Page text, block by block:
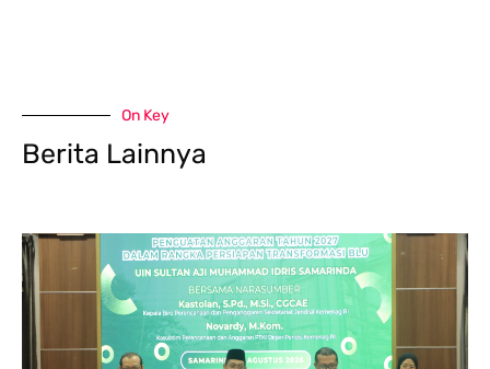
On Key
Berita Lainnya